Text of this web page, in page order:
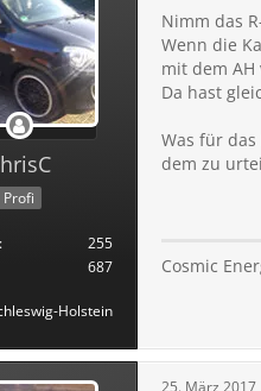
Profi
255
687
Holstein
Nimm das
Wenn die
mit dem
Da hast
Was für
dem zu
Cosmic
25. März 2017